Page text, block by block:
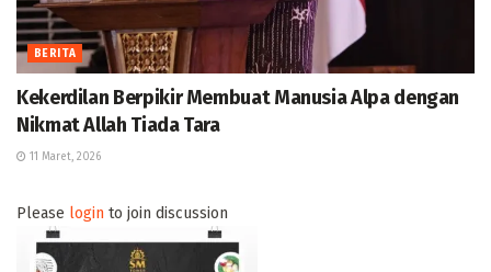
BERITA
Kekerdilan Berpikir Membuat Manusia Alpa dengan
Nikmat Allah Tiada Tara
11 Maret, 2026
Please login to join discussion